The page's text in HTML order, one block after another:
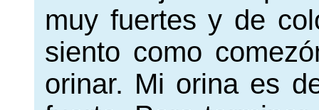
muy fuertes y de
siento como
orinar. Mi orina es